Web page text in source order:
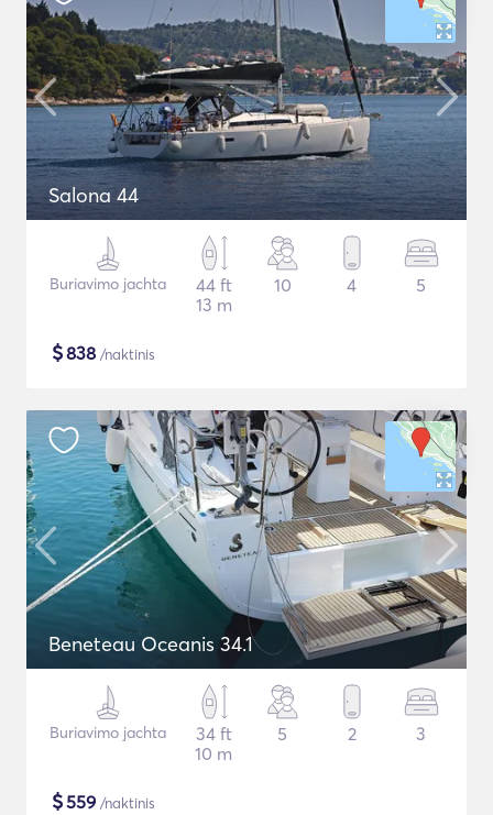
Salona 44
Buriavimo jachta
44 ft
13 m
10 4 5
$838 /naktinis
Beneteau Oceanis 34.1
Buriavimo jachta
34 ft
10 m
5 2 3
$559 /naktinis